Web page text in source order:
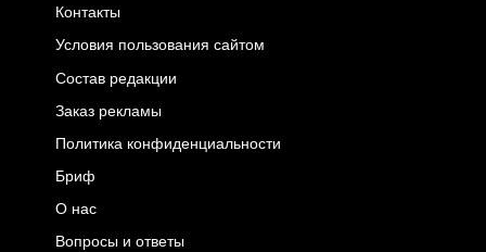
Контакты
Условия пользования сайтом
Состав редакции
Заказ рекламы
Политика конфиденциальности
Бриф
О нас
Вопросы и ответы